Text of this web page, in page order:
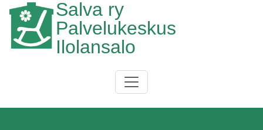
Hyppää pääsisältöön
Salva ry
Palvelukeskus
Ilolansalo
Päävalikko